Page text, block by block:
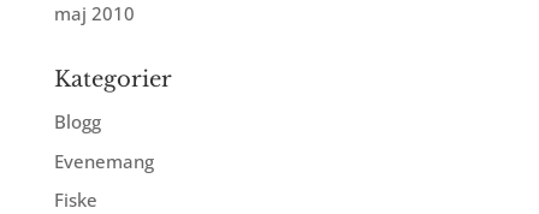
maj 2010
Kategorier
Blogg
Evenemang
Fiske